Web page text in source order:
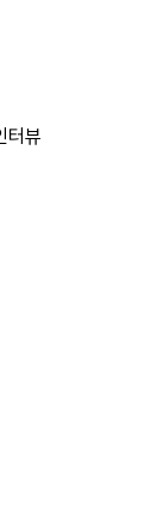
터뷰